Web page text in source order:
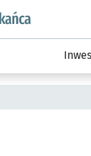
podserwis: